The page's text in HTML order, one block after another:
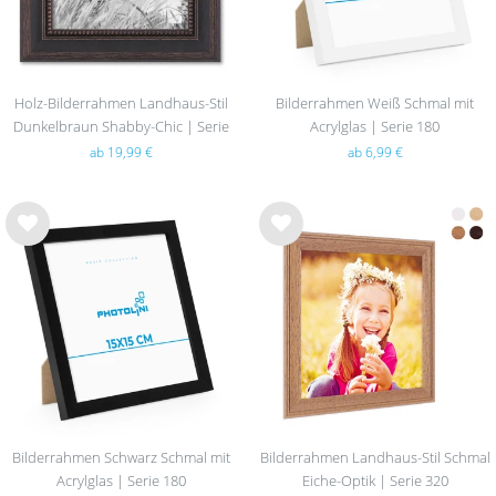
Holz-Bilderrahmen Landhaus-Stil
Dunkelbraun Shabby-Chic | Serie
390
ab 19,99 €
Bilderrahmen Weiß Schmal mit
Acrylglas | Serie 180
ab 6,99 €
Wu
nsc
hlist
Bilderrahmen Schwarz Schmal mit
Acrylglas | Serie 180
Wu
nsc
hlist
e
Bilderrahmen Landhaus-Stil Schmal
Eiche-Optik | Serie 320